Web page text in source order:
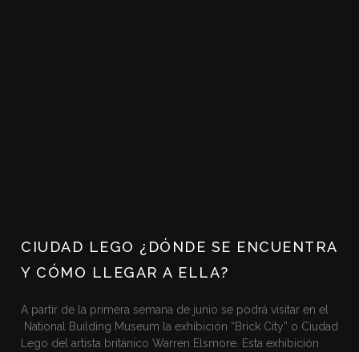
CIUDAD LEGO ¿DÓNDE SE ENCUENTRA
Y CÓMO LLEGAR A ELLA?
A partir de la primera semana de junio se podrá visitar en el
National Building Museum la exhibición “Brick City” o Ciudad
Lego del artista británico Warren Elsmore. Esta exhibición